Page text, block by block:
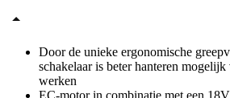
Door de unieke ergonomische
schakelaar is beter hanteren
werken
EC-motor in combinatie met een